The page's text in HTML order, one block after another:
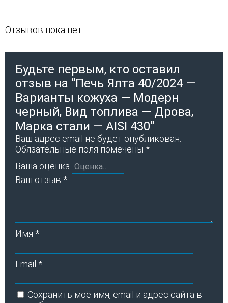
Отзывов пока нет.
Будьте первым, кто оставил
отзыв на “Печь Ялта 40/2024 —
Варианты кожуха — Модерн
черный, Вид топлива — Дрова,
Марка стали — AISI 430”
Ваш адрес email не будет опубликован.
Обязательные поля помечены *
Ваша оценка
Ваш отзыв *
Имя *
Email *
Сохранить моё имя, email и адрес сайта в